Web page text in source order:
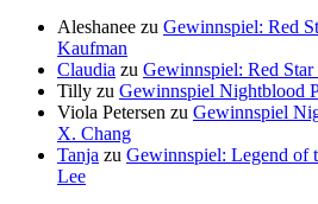
Aleshanee zu Gewinnspiel: Red
Kaufman
Claudia zu Gewinnspiel: Red
Tilly zu Gewinnspiel Nightblood
Viola Petersen zu Gewinnspiel
X. Chang
Tanja zu Gewinnspiel: Legend of
Lee